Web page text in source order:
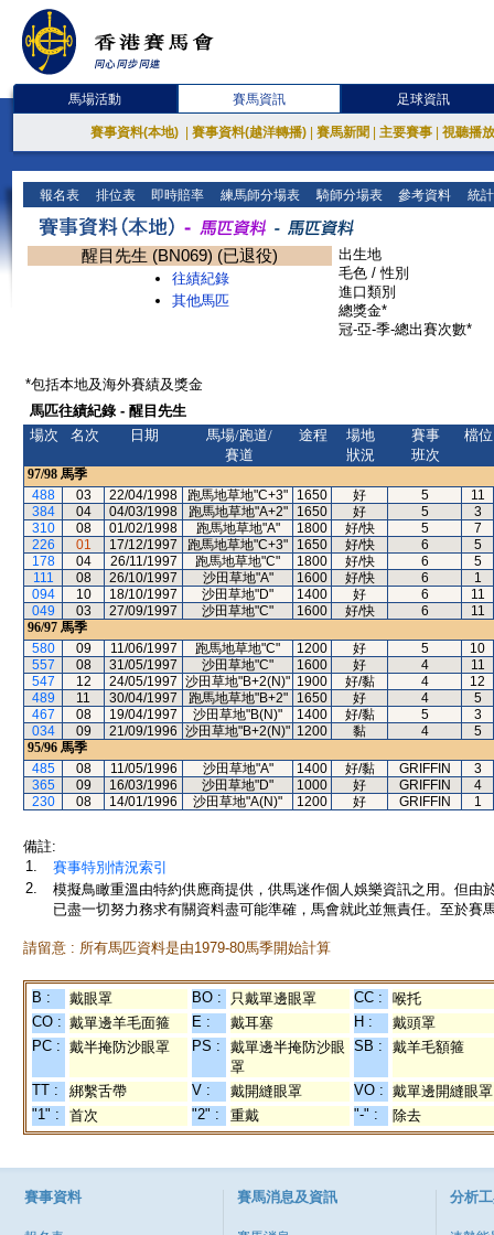
馬場活動 賽馬資訊 足球資訊
賽事資料(本地) 賽事資料(越洋轉播) 賽馬新聞 主要賽事 視聽播
報名表 排位表 即時賠率 練馬師分場表 騎師分場表 參考資料 統
醒目先生 (BN069) (已退役)
往績紀錄
其他馬匹
出生地
毛色 / 性別
進口類別
總獎金*
冠-亞-季-總出賽次數*
*包括本地及海外賽績及獎金
馬匹往績紀錄 - 醒目先生
場次
名次 日期
馬場/跑道/
賽道
途程
場地
狀況
賽事
班次
檔位
97/98 馬季
488
03 22/04/1998 跑馬地草地"C+3" 1650 好 5
11
384
04 04/03/1998 跑馬地草地"A+2" 1650 好 5
3
310
08 01/02/1998 跑馬地草地"A" 1800 好/快 5
7
226
01 17/12/1997 跑馬地草地"C+3" 1650 好/快 6
5
178
04 26/11/1997 跑馬地草地"C" 1800 好/快 6
5
111
08 26/10/1997 沙田草地"A" 1600 好/快 6
1
094
10 18/10/1997 沙田草地"D" 1400 好 6
11
049
03 27/09/1997 沙田草地"C" 1600 好/快 6
11
96/97 馬季
580
09 11/06/1997 跑馬地草地"C" 1200 好 5
10
557
08 31/05/1997 沙田草地"C" 1600 好 4
11
547
12 24/05/1997 沙田草地"B+2(N)" 1900 好/黏 4
12
489
11 30/04/1997 跑馬地草地"B+2" 1650 好 4
5
467
08 19/04/1997 沙田草地"B(N)" 1400 好/黏 5
3
034
09 21/09/1996 沙田草地"B+2(N)" 1200 黏 4
5
95/96 馬季
485
08 11/05/1996 沙田草地"A" 1400 好/黏 GRIFFIN
3
365
09 16/03/1996 沙田草地"D" 1000 好 GRIFFIN
4
230
08 14/01/1996 沙田草地"A(N)" 1200 好 GRIFFIN 1
備註:
1.
賽事特別情況索引
2.
模擬鳥瞰重溫由特約供應商提供，供馬迷作個人娛樂資訊之用。但
已盡一切努力務求有關資料盡可能準確，馬會就此並無責任。至於賽
請留意 : 所有馬匹資料是由1979-80馬季開始計算
B : 戴眼罩 BO : 只戴單邊眼罩 CC :
喉托
CO : 戴單邊羊毛面箍 E : 戴耳塞 H :
戴頭罩
PC : 戴半掩防沙眼罩 PS :
戴單邊半掩防沙眼
罩
SB : 戴羊毛額箍
TT : 綁繫舌帶 V : 戴開縫眼罩 VO : 戴單邊開縫眼罩
"1" :
首次 "2" : 重戴 "-" : 除去
賽事資料 賽馬消息及資訊 分析